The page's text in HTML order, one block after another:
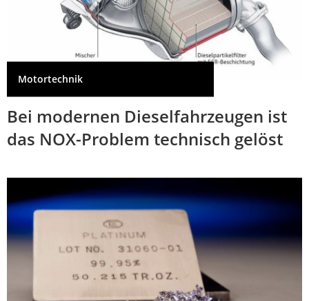
Motortechnik
Bei modernen Dieselfahrzeugen ist
das NOX-Problem technisch gelöst